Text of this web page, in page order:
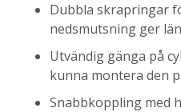
Dubbla skrapringar
nedsmutsning ger
Utvändig gänga på
kunna montera den
Snabbkoppling med